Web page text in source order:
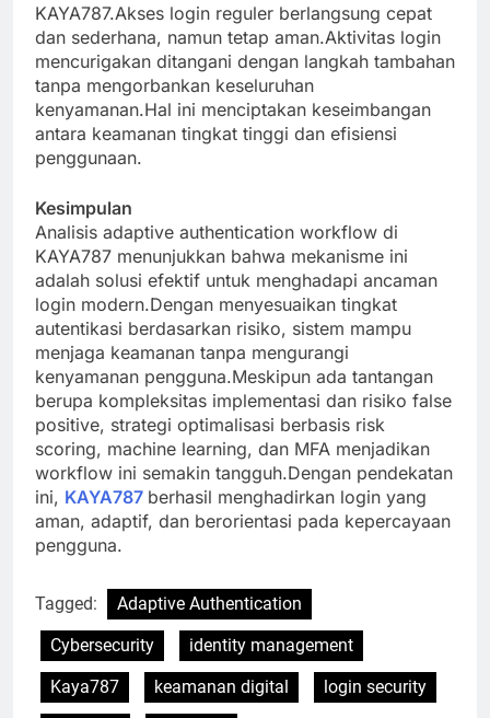
KAYA787.Akses login reguler berlangsung cepat
dan sederhana, namun tetap aman.Aktivitas login
mencurigakan ditangani dengan langkah tambahan
tanpa mengorbankan keseluruhan
kenyamanan.Hal ini menciptakan keseimbangan
antara keamanan tingkat tinggi dan efisiensi
penggunaan.
Kesimpulan
Analisis adaptive authentication workflow di
KAYA787 menunjukkan bahwa mekanisme ini
adalah solusi efektif untuk menghadapi ancaman
login modern.Dengan menyesuaikan tingkat
autentikasi berdasarkan risiko, sistem mampu
menjaga keamanan tanpa mengurangi
kenyamanan pengguna.Meskipun ada tantangan
berupa kompleksitas implementasi dan risiko false
positive, strategi optimalisasi berbasis risk
scoring, machine learning, dan MFA menjadikan
workflow ini semakin tangguh.Dengan pendekatan
ini, KAYA787 berhasil menghadirkan login yang
aman, adaptif, dan berorientasi pada kepercayaan
pengguna.
Tagged:
Adaptive Authentication
Cybersecurity
identity management
Kaya787
keamanan digital
login security